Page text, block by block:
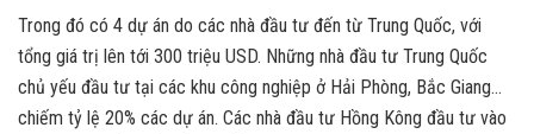
Trong đó có 4 dự án do các nhà đầu tư đến từ Trung Quốc, với
tổng giá trị lên tới 300 triệu USD. Những nhà đầu tư Trung Quốc
chủ yếu đầu tư tại các khu công nghiệp ở Hải Phòng, Bắc Giang…
chiếm tỷ lệ 20% các dự án. Các nhà đầu tư Hồng Kông đầu tư vào